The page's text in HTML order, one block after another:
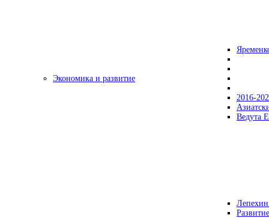
Экономика и развитие
2016-
Ведута